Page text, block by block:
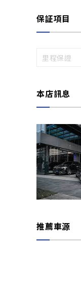
保証項目
里程保證
本店訊息
推薦車源